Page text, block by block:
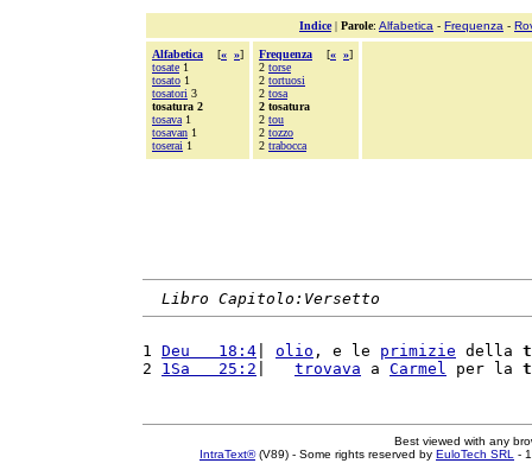
Indice| Parole: Alfabetica - Frequenza -
Alfabetica [« »]
tosate 1
tosato 1
tosatori 3
tosatura 2
tosava 1
tosavan 1
toserai 1
Frequenza [« »]
2 torse
2 tortuosi
2 tosa
2 tosatura
2 tou
2 tozzo
2 trabocca
Libro Capitolo:Versetto
1 Deu   18:4 olio , e le primizie della
2 1Sa   25:2 trovava a Carmel per la
Best viewed with any
IntraText®(V89) - Some rights reserved by EuloTech SRL -